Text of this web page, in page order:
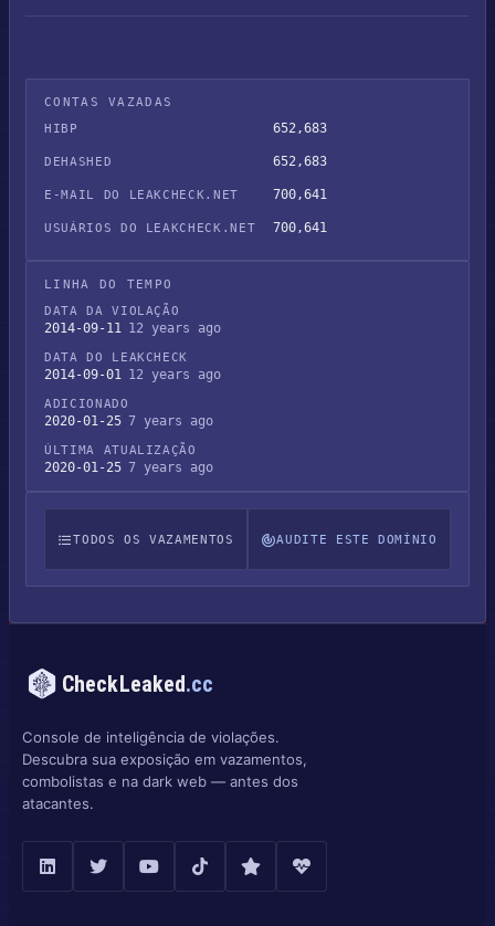
CONTAS VAZADAS
HIBP
652,683
DEHASHED 652,683
E-MAIL DO LEAKCHECK.NET 700,641
USUÁRIOS DO LEAKCHECK.NET 700,641
LINHA DO TEMPO
DATA DA VIOLAÇÃO
2014-09-11 12 years ago
DATA DO LEAKCHECK
2014-09-01 12 years ago
ADICIONADO
2020-01-25 7 years ago
ÚLTIMA ATUALIZAÇÃO
2020-01-25 7 years ago
TODOS OS VAZAMENTOS AUDITE ESTE DOMÍNIO
CheckLeaked.cc
Console de inteligência de violações.
Descubra sua exposição em vazamentos,
combolistas e na dark web — antes dos
atacantes.